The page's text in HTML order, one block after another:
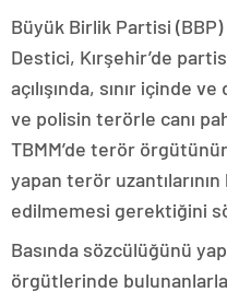
Büyük Birlik Partisi
Destici, Kırşehir’de
açılışında, sınır içinde
ve polisin terörle canı
TBMM’de terör
yapan terör
edilmemesi gerektiğini
Basında sözcülüğünü
örgütlerinde